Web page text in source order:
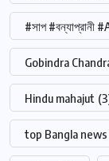
#সাপ
Gobindra
Hindu mahajut
top Bangla news